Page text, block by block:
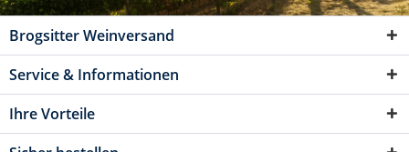
Brogsitter Weinversand
Service & Informationen
Ihre Vorteile